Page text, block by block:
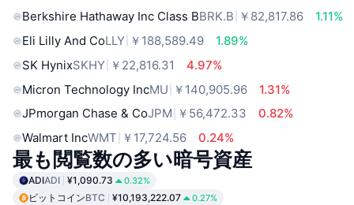
Berkshire Hathaway Inc Class BBRK.B ￥82,817.86
1.11%
Eli Lilly And CoLLY ￥188,589.49
1.89%
SK HynixSKHY ￥22,816.31
4.97%
Micron Technology IncMU ￥140,905.96
1.31%
JPmorgan Chase & CoJPM ￥56,472.33
0.82%
Walmart IncWMT ￥17,724.56 0.24%
最も閲覧数の多い暗号資産
ADIADI ¥1,090.73 0.32%
ビットコインBTC ¥10,193,222.07 0.27%